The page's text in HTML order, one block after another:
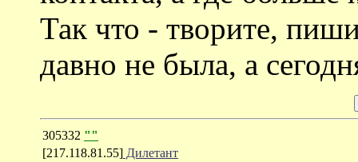
Так что - творите,
давно не была, а
305332 ""
[217.118.81.55] Дилетант